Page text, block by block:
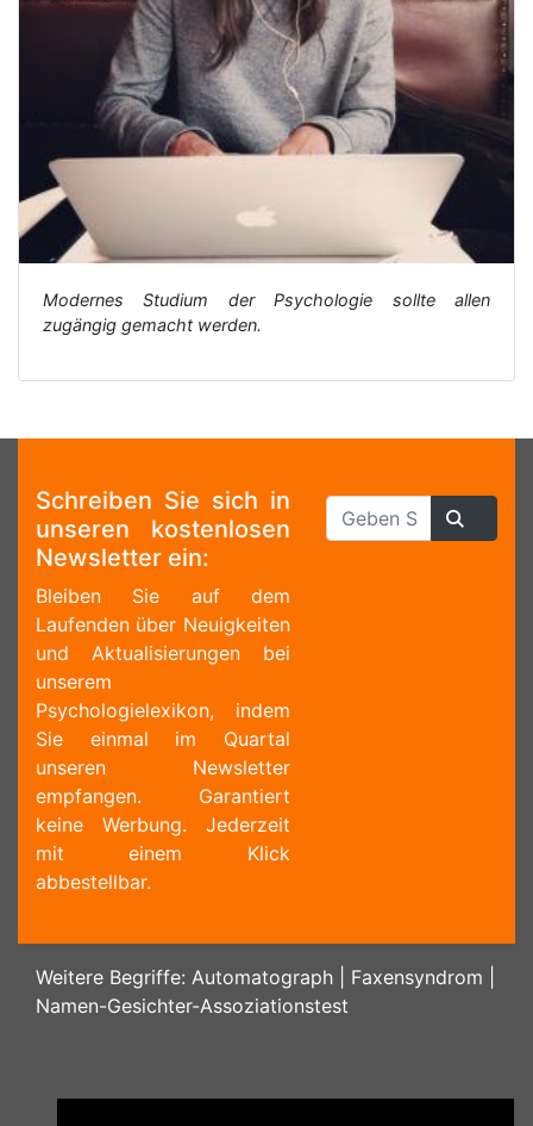
Modernes Studium der Psychologie sollte allen
zugängig gemacht werden.
Schreiben Sie sich in
unseren kostenlosen
Newsletter ein:
Bleiben Sie auf dem
Laufenden über Neuigkeiten
und Aktualisierungen bei
unserem
Psychologielexikon, indem
Sie einmal im Quartal
unseren Newsletter
empfangen. Garantiert
keine Werbung. Jederzeit
mit einem Klick
abbestellbar.
Weitere Begriffe: Automatograph Faxensyndrom
Namen-Gesichter-Assoziationstest